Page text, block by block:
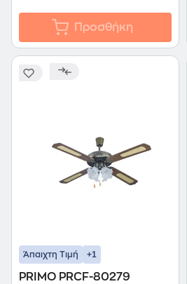
Προσθήκη
Άπαιχτη Τιμή +1
PRIMO PRCF-80279